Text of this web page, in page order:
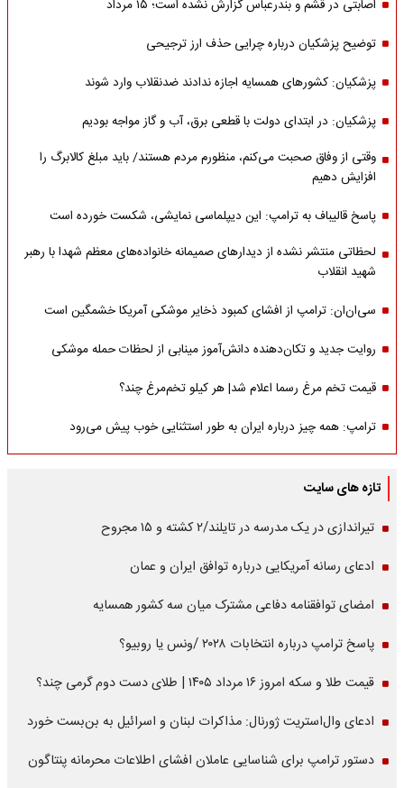
اصابتی در قشم و بندرعباس گزارش نشده است؛ ۱۵ مرداد
توضیح پزشکیان درباره چرایی حذف ارز ترجیحی
پزشکیان: کشورهای همسایه اجازه ندادند ضدنقلاب وارد شوند
پزشکیان: در ابتدای دولت با قطعی برق، آب و گاز مواجه بودیم
وقتی از وفاق صحبت می‌کنم، منظورم مردم هستند/ باید مبلغ کالابرگ را
افزایش دهیم
پاسخ قالیباف به ترامپ: این دیپلماسی نمایشی، شکست خورده است
لحظاتی منتشر نشده از دیدارهای صمیمانه خانواده‌های معظم شهدا با رهبر
شهید انقلاب
سی‌ان‌ان: ترامپ از افشای کمبود ذخایر موشکی آمریکا خشمگین است
روایت جدید و تکان‌دهنده دانش‌آموز مینابی از لحظات حمله موشکی
قیمت تخم مرغ رسما اعلام شد| هر کیلو تخم‌مرغ چند؟
ترامپ: همه چیز درباره ایران به طور استثنایی خوب پیش می‌رود
تازه های سایت
تیراندازی در یک مدرسه در تایلند/۲ کشته و ۱۵ مجروح
ادعای رسانه آمریکایی درباره توافق ایران و عمان
امضای توافقنامه دفاعی مشترک میان سه کشور همسایه
پاسخ ترامپ درباره انتخابات ۲۰۲۸ /ونس یا روبیو؟
قیمت طلا و سکه امروز ۱۶ مرداد ۱۴۰۵ | طلای دست دوم گرمی چند؟
ادعای وال‌استریت ژورنال: مذاکرات لبنان و اسرائیل به بن‌بست خورد
دستور ترامپ برای شناسایی عاملان افشای اطلاعات محرمانه پنتاگون